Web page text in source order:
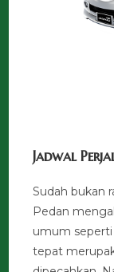
Jadwal
Sudah bukan
Pedan
umum
tepat